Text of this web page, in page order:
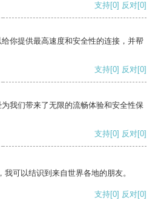
支持[0] 反对[0]
你提供最高速度和安全性的连接，并帮
支持[0] 反对[0]
我们带来了无限的流畅体验和安全性保
支持[0] 反对[0]
可以结识到来自世界各地的朋友。
支持[0] 反对[0]